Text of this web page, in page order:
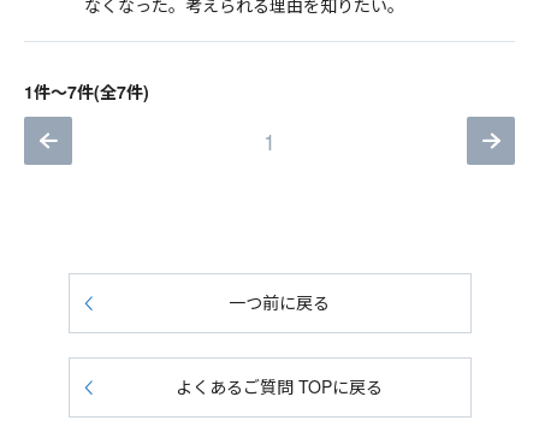
1件～7件(全7件)
1
一つ前に戻る
よくあるご質問 TOPに戻る